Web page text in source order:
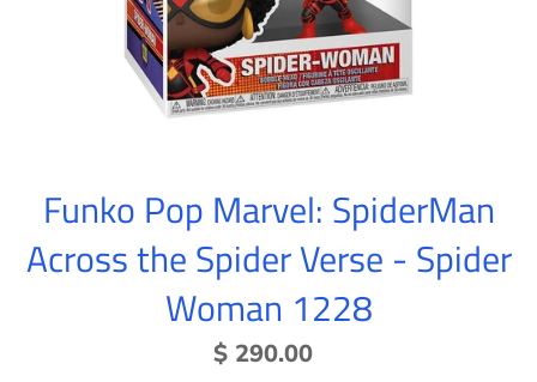
Funko Pop Marvel: SpiderMan
Across the Spider Verse - Spider
Woman 1228
Precio
habitual
$ 290.00